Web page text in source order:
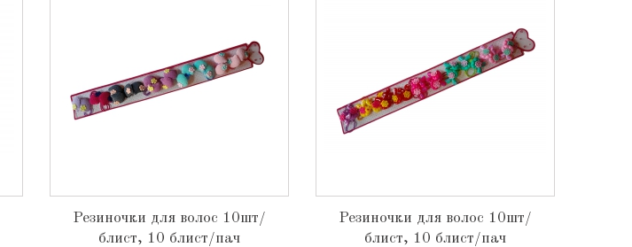
Резиночки для волос 10шт/
блист, 10 блист/пач
Резиночки для волос 10шт/
блист, 10 блист/пач